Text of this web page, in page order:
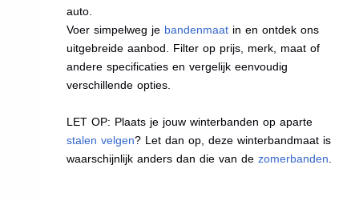
auto.
Voer simpelweg je bandenmaat in en ontdek ons
uitgebreide aanbod. Filter op prijs, merk, maat of
andere specificaties en vergelijk eenvoudig
verschillende opties.
LET OP: Plaats je jouw winterbanden op aparte
stalen velgen? Let dan op, deze winterbandmaat is
waarschijnlijk anders dan die van dezomerbanden